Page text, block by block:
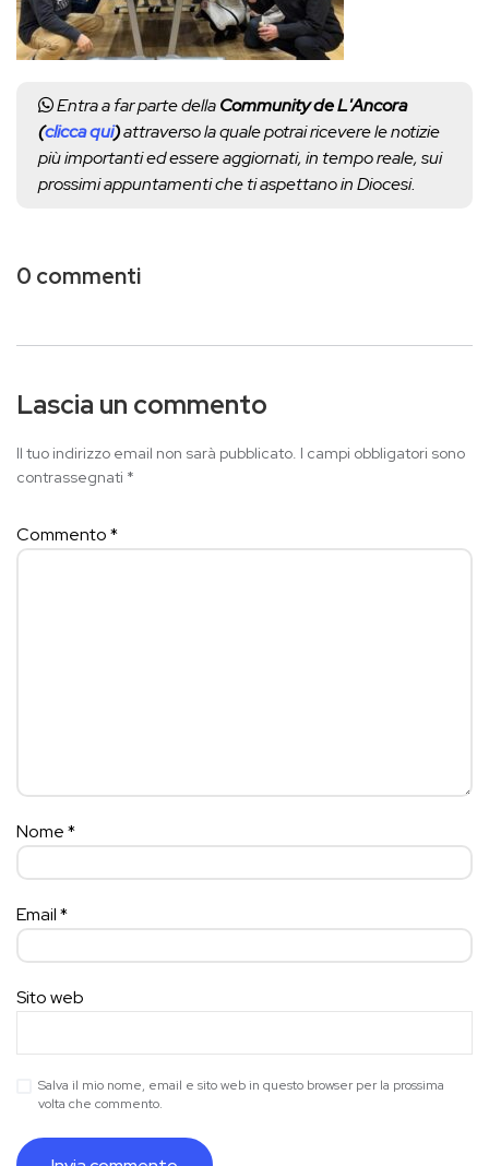
Entra a far parte dellaCommunity de L'Ancora
(clicca qui)attraverso la quale potrai ricevere le notizie
più importanti ed essere aggiornati, in tempo reale, sui
prossimi appuntamenti che ti aspettano in Diocesi.
0 commenti
Lascia un commento
Il tuo indirizzo email non sarà pubblicato. I campi obbligatori sono
contrassegnati *
Commento*
Nome*
Email*
Sito web
Salva il mio nome, email e sito web in questo browser per la prossima
volta che commento.